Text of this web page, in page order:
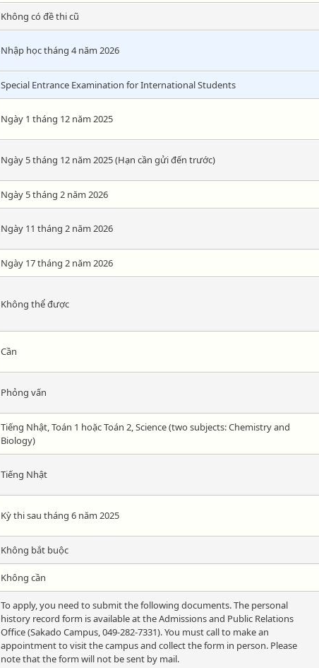
Không có đề thi cũ
Nhập học tháng 4 năm 2026
Special Entrance Examination for International Students
Ngày 1 tháng 12 năm 2025
Ngày 5 tháng 12 năm 2025 (Hạn cần gửi đến trước)
Ngày 5 tháng 2 năm 2026
Ngày 11 tháng 2 năm 2026
Ngày 17 tháng 2 năm 2026
Không thể được
Cần
Phỏng vấn
Tiếng Nhật, Toán 1 hoặc Toán 2, Science (two subjects: Chemistry and
Biology)
Tiếng Nhật
Kỳ thi sau tháng 6 năm 2025
Không bắt buộc
Không cần
To apply, you need to submit the following documents. The personal
history record form is available at the Admissions and Public Relations
Office (Sakado Campus, 049-282-7331). You must call to make an
appointment to visit the campus and collect the form in person. Please
note that the form will not be sent by mail.